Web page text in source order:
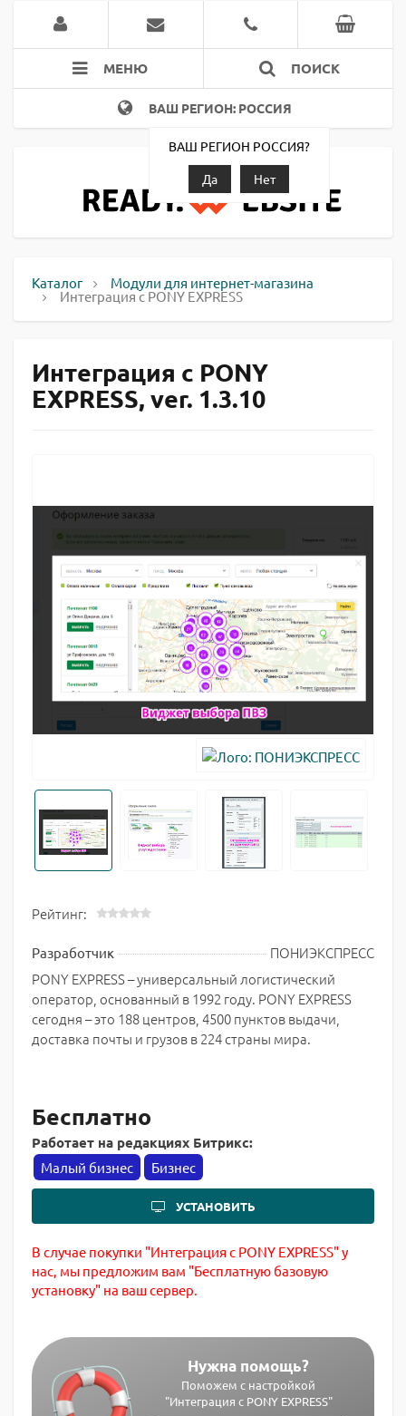
МЕНЮ ПОИСК
ВАШ РЕГИОН: РОССИЯ
ВАШ РЕГИОН РОССИЯ?
Да
Нет
Каталог Модули для интернет-магазина
Интеграция с PONY EXPRESS
Интеграция с PONY
EXPRESS, ver. 1.3.10
Рейтинг:
Разработчик
ПОНИЭКСПРЕСС
PONY EXPRESS – универсальный логистический
оператор, основанный в 1992 году. PONY EXPRESS
сегодня – это 188 центров, 4500 пунктов выдачи,
доставка почты и грузов в 224 страны мира.
Бесплатно
Работает на редакциях Битрикс:
Малый бизнес Бизнес
УСТАНОВИТЬ
В случае покупки "Интеграция с PONY EXPRESS" у
нас, мы предложим вам "Бесплатную базовую
установку" на ваш сервер.
Нужна помощь?
Поможем с настройкой
"Интеграция с PONY EXPRESS"